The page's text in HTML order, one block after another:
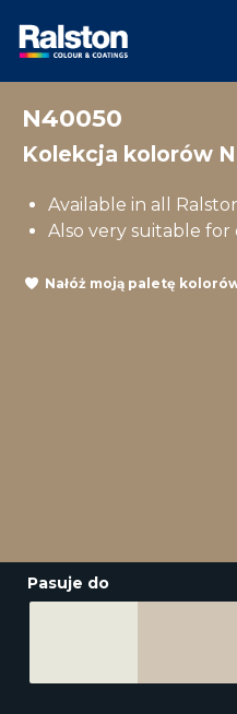
N40050
Kolekcja kolorów
Available in all
Also very suitable for
Nałóż moją paletę
Pasuje do